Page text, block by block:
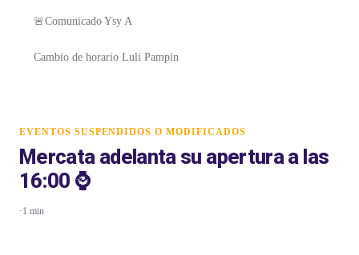
🚨Comunicado Ysy A
Cambio de horario Luli Pampín
EVENTOS SUSPENDIDOS O MODIFICADOS
Mercata adelanta su apertura a las
16:00 ⌚
·1 min